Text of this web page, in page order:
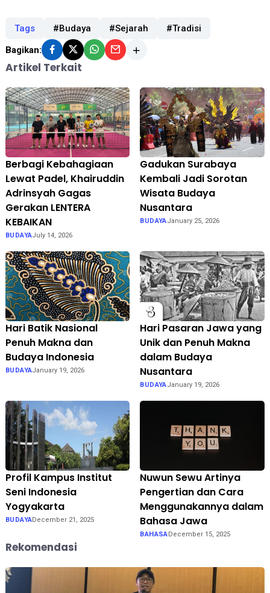
Tags #Budaya #Sejarah #Tradisi
Bagikan:
Artikel Terkait
Berbagi Kebahagiaan
Lewat Padel, Khairuddin
Adrinsyah Gagas
Gerakan LENTERA
KEBAIKAN
BUDAYAJuly 14, 2026
Gadukan Surabaya
Kembali Jadi Sorotan
Wisata Budaya
Nusantara
BUDAYAJanuary 25, 2026
Hari Batik Nasional
Penuh Makna dan
Budaya Indonesia
BUDAYAJanuary 19, 2026
Hari Pasaran Jawa yang
Unik dan Penuh Makna
dalam Budaya
Nusantara
BUDAYAJanuary 19, 2026
Profil Kampus Institut
Seni Indonesia
Yogyakarta
BUDAYADecember 21, 2025
Nuwun Sewu Artinya
Pengertian dan Cara
Menggunakannya dalam
Bahasa Jawa
BAHASA December 15, 2025
Rekomendasi